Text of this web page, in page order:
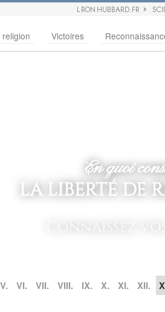
L RON HUBBARD.FR
Victoires
En quoi
LA LIBERTÉ DE
Connaissez
V. VI. VII. VIII. IX. X. XI. XII.